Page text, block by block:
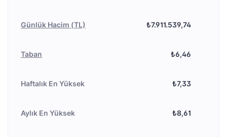
Günlük Hacim (TL) ₺7.911.539,74
Taban ₺6,46
Haftalık En Yüksek ₺7,33
Aylık En Yüksek ₺8,61